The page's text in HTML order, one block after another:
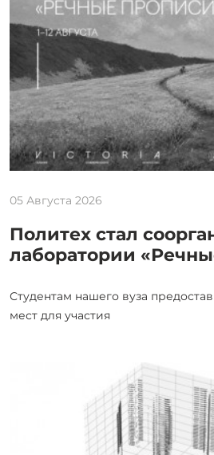
05 Августа 2026
Политех стал
лаборатории
Студентам нашего вуза
мест для участия